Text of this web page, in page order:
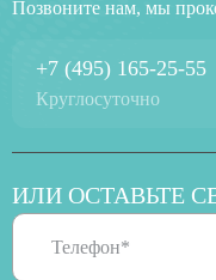
Позвоните нам, мы
Круглосуточно
+7 (495) 165-25-55
ИЛИ ОСТАВЬТЕ